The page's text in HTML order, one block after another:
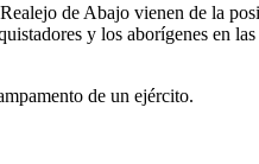
Realejo de Abajo vienen de la
y los aborígenes en
de un ejército.